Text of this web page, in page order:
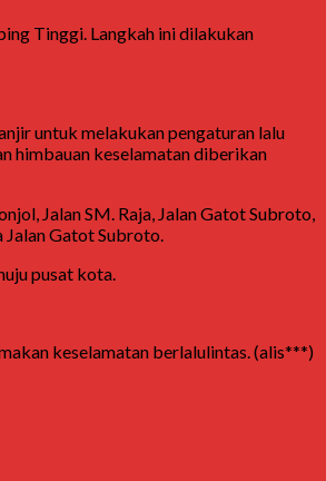
Tinggi. Langkah ini dilakukan
untuk melakukan pengaturan lalu
himbauan keselamatan diberikan
Jalan SM. Raja, Jalan Gatot Subroto,
Jalan Gatot Subroto.
pusat kota.
keselamatan berlalulintas. (alis***)